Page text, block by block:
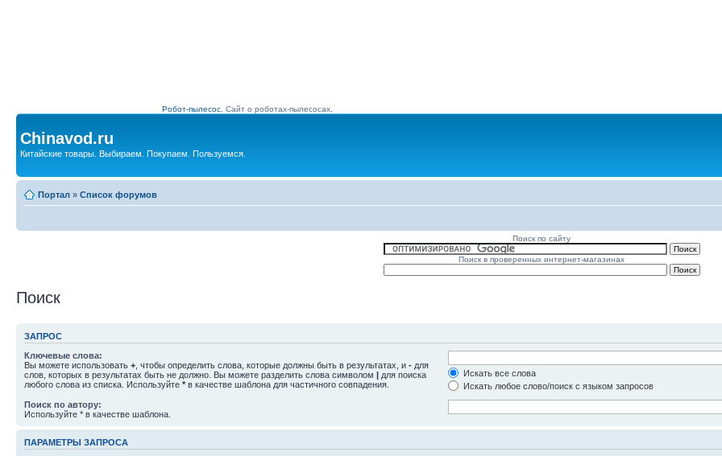
Робот-пылесос. Сайт о роботах-пылесосах.
Chinavod.ru
Китайские товары. Выбираем. Покупаем. Пользуемся.
Портал » Список форумов
Поиск по сайту
Поиск в проверенных интернет-магазинах
Поиск
ЗАПРОС
Ключевые слова:
Вы можете использовать + , чтобы определить слова, которые должны быть в результатах, и - для
слов, которых в результатах быть не должно. Вы можете разделить слова символом | для поиска
любого слова из списка. Используйте * в качестве шаблона для частичного совпадения.
Искать все слова
Искать любое слово/поиск с языком запросов
Поиск по автору:
Используйте * в качестве шаблона.
ПАРАМЕТРЫ ЗАПРОСА